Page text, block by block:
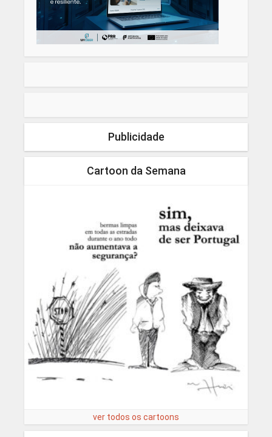
Publicidade
Cartoon da Semana
ver todos os cartoons